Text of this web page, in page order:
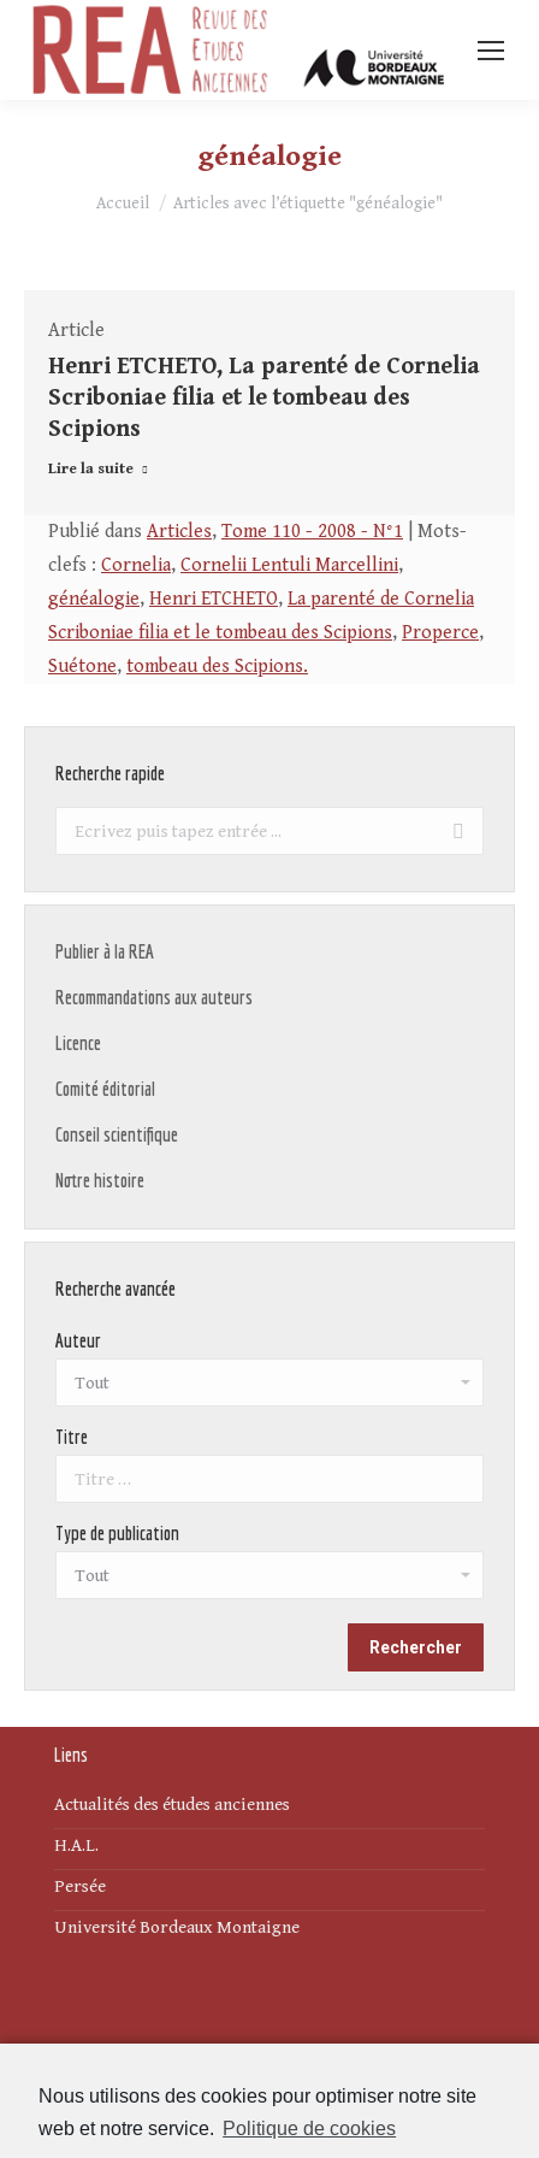
Nous utilisons des cookies pour optimiser notre site
web et notre service. Politique de cookies
généalogie
Vous êtes ici :
Accueil Articles avec l’étiquette "généalogie"
Article
Henri ETCHETO, La parenté de Cornelia
Scriboniae filia et le tombeau des
Scipions
Lire la suite
Publié dans Articles, Tome 110 - 2008 - N°1 | Mots-
clefs : Cornelia, Cornelii Lentuli Marcellini,
généalogie, Henri ETCHETO, La parenté de Cornelia
Scriboniae filia et le tombeau des Scipions, Properce,
Suétone, tombeau des Scipions.
Recherche rapide
Recherche
Publier à la REA
Recommandations aux auteurs
Licence
Comité éditorial
Conseil scientifique
Notre histoire
Recherche avancée
Auteur
Titre
Type de publication
Liens
Actualités des études anciennes
H.A.L.
Persée
Université Bordeaux Montaigne
Politique de cookies (UE)